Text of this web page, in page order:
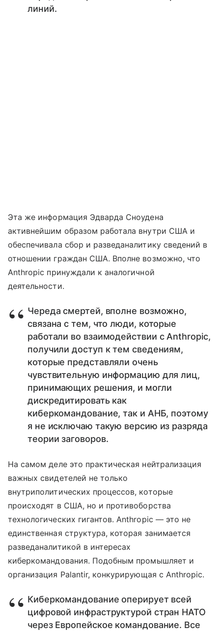
линий.
Эта же информация Эдварда Сноудена
активнейшим образом работала внутри США и
обеспечивала сбор и разведаналитику сведений в
отношении граждан США. Вполне возможно, что
Anthropic принуждали к аналогичной
деятельности.
Череда смертей, вполне возможно,
связана с тем, что люди, которые
работали во взаимодействии с Anthropic,
получили доступ к тем сведениям,
которые представляли очень
чувствительную информацию для лиц,
принимающих решения, и могли
дискредитировать как
киберкомандование, так и АНБ, поэтому
я не исключаю такую версию из разряда
теории заговоров.
На самом деле это практическая нейтрализация
важных свидетелей не только
внутриполитических процессов, которые
происходят в США, но и противоборства
технологических гигантов. Anthropic — это не
единственная структура, которая занимается
разведаналитикой в интересах
киберкомандования. Подобным промышляет и
организация Palantir, конкурирующая с Anthropic.
Киберкомандование оперирует всей
цифровой инфраструктурой стран НАТО
через Европейское командование. Все